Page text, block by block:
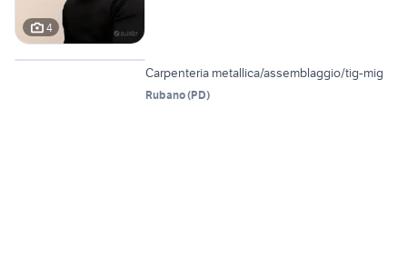
4
12
Carpenteria metallica/assemblaggio/tig-mig
Rubano(PD)